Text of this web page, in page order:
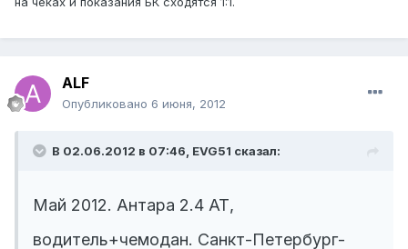
ALF
Опубликовано 6 июня, 2012
В 02.06.2012 в 07:46, EVG51 сказал:
Май 2012. Антара 2.4 АТ,
водитель+чемодан. Санкт-Петербург-